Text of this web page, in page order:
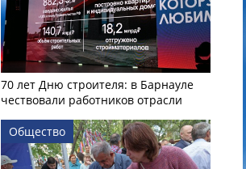
70 лет Дню строителя: в Барнауле
чествовали работников отрасли
Общество